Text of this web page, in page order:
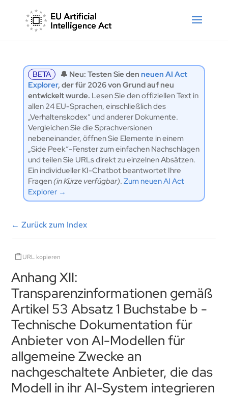
BETA 🔔 Neu: Testen Sie den neuen AI Act
Explorer, der für 2026 von Grund auf neu
entwickelt wurde. Lesen Sie den offiziellen Text in
allen 24 EU-Sprachen, einschließlich des
„Verhaltenskodex“ und anderer Dokumente.
Vergleichen Sie die Sprachversionen
nebeneinander, öffnen Sie Elemente in einem
„Side Peek“-Fenster zum einfachen Nachschlagen
und teilen Sie URLs direkt zu einzelnen Absätzen.
Ein individueller KI-Chatbot beantwortet Ihre
Fragen(in Kürze verfügbar). Zum neuen AI Act
Explorer →
←Zurück zum Index
URL kopieren
Anhang XII:
Transparenzinformationen gemäß
Artikel 53 Absatz 1 Buchstabe b -
Technische Dokumentation für
Anbieter von AI-Modellen für
allgemeine Zwecke an
nachgeschaltete Anbieter, die das
Modell in ihr AI-System integrieren